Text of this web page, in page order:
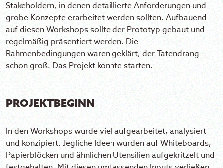
Stakeholdern, in denen detaillierte Anforderungen und
grobe Konzepte erarbeitet werden sollten. Aufbauend
auf diesen Workshops sollte der Prototyp gebaut und
regelmäßig präsentiert werden. Die
Rahmenbedingungen waren geklärt, der Tatendrang
schon groß. Das Projekt konnte starten.
PROJEKTBEGINN
In den Workshops wurde viel aufgearbeitet, analysiert
und konzipiert. Jegliche Ideen wurden auf Whiteboards,
Papierblöcken und ähnlichen Utensilien aufgekritzelt und